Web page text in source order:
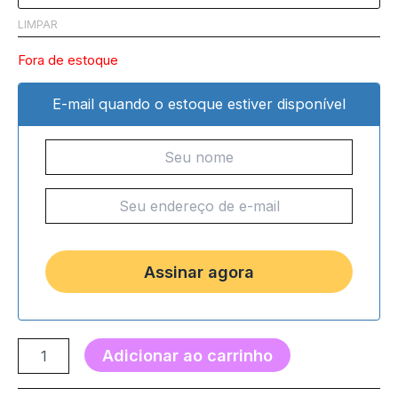
LIMPAR
Fora de estoque
E-mail quando o estoque estiver disponível
Adicionar ao carrinho